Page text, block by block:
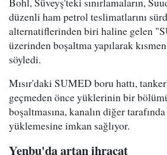
düzenli ham petrol teslimatlarını
alternatiflerinden biri haline gelen
üzerinden boşaltma yapılarak
söyledi.
Mısır'daki SUMED boru hattı,
geçmeden önce yüklerinin bir
boşaltmasına, kanalın diğer
yüklemesine imkan sağlıyor.
Yenbu'da artan ihracat